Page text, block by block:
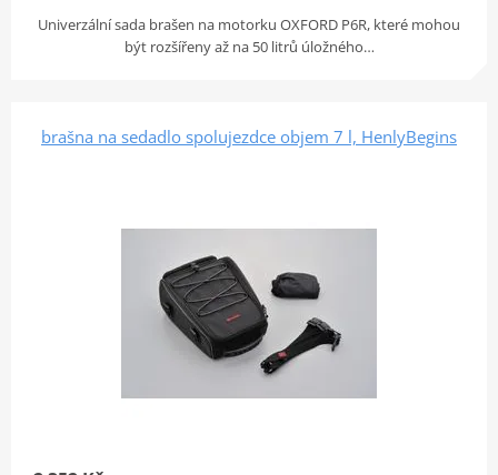
Univerzální sada brašen na motorku OXFORD P6R, které mohou
být rozšířeny až na 50 litrů úložného…
brašna na sedadlo spolujezdce objem 7 l, HenlyBegins